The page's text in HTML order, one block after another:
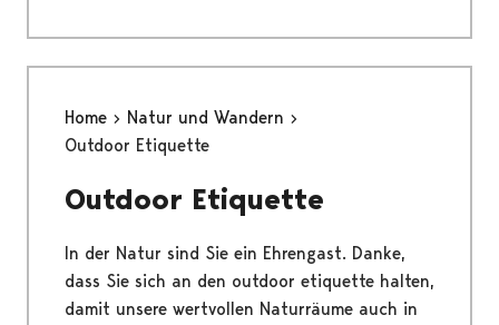
Home
Natur und Wandern
Outdoor Etiquette
Outdoor Etiquette
In der Natur sind Sie ein Ehrengast. Danke,
dass Sie sich an den outdoor etiquette halten,
damit unsere wertvollen Naturräume auch in